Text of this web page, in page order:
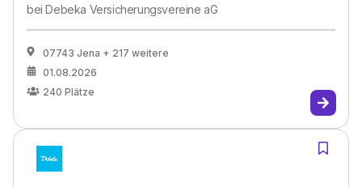
beiDebeka Versicherungsvereine aG
07743 Jena + 217 weitere
01.08.2026
240 Plätze